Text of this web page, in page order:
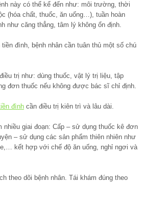
này có thể kể đến như: môi trường, thời
(hóa chất, thuốc, ăn uống…), tuần hoàn
như căng thẳng, tâm lý không ổn định.
đình, bệnh nhân cần tuân thủ một số chú
trị như: dùng thuốc, vật lý trị liệu, tập
đơn thuốc nếu không được bác sĩ chỉ định.
đình cần điều trị kiên trì và lâu dài.
nhiều giai đoạn: Cấp – sử dụng thuốc kê đơn
– sử dụng các sản phẩm thiên nhiên như
kết hợp với chế độ ăn uống, nghỉ ngơi và
theo dõi bệnh nhân. Tái khám đúng theo